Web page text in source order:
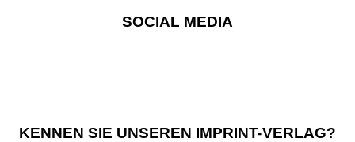
SOCIAL MEDIA
KENNEN SIE UNSEREN IMPRINT-VERLAG?